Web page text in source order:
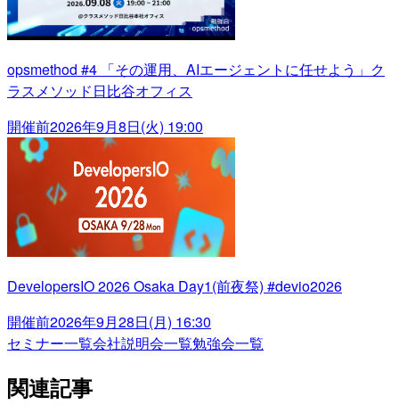
opsmethod #4 「その運用、AIエージェントに任せよう」ク
ラスメソッド日比谷オフィス
開催前2026年9月8日(火) 19:00
DevelopersIO 2026 Osaka Day1(前夜祭) #devio2026
開催前2026年9月28日(月) 16:30
セミナー一覧会社説明会一覧勉強会一覧
関連記事